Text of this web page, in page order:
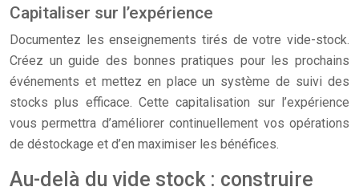
Capitaliser sur l’expérience
Documentez les enseignements tirés de votre vide-stock.
Créez un guide des bonnes pratiques pour les prochains
événements et mettez en place un système de suivi des
stocks plus efficace. Cette capitalisation sur l’expérience
vous permettra d’améliorer continuellement vos opérations
de déstockage et d’en maximiser les bénéfices.
Au-delà du vide stock : construire